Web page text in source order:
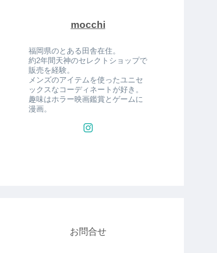
mocchi
福岡県のとある田舎在住。
約2年間天神のセレクトショップで
販売を経験。
メンズのアイテムを使ったユニセ
ックスなコーディネートが好き。
趣味はホラー映画鑑賞とゲームに
漫画。
お問合せ